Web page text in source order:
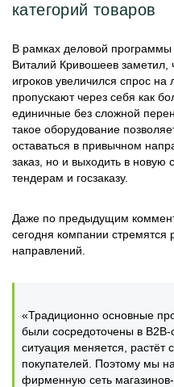
категорий товаров
В рамках деловой
Виталий Кривошеев заметил,
игроков увеличился спрос
пропускают через себя как
единичные без сложной
такое оборудование
оставаться в привычном
заказ, но и выходить в новую
тендерам и госзаказу.
Даже по предыдущим
сегодня компании стремятся
направлений.
«Традиционно основные
были сосредоточены в В2В-
ситуация меняется, растёт
покупателей. Поэтому мы
фирменную сеть